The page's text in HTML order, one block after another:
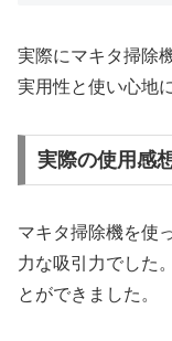
実際にマキタ掃除
実用性と使い心地
実際の使用感
マキタ掃除機を使
力な吸引力でした
とができました。